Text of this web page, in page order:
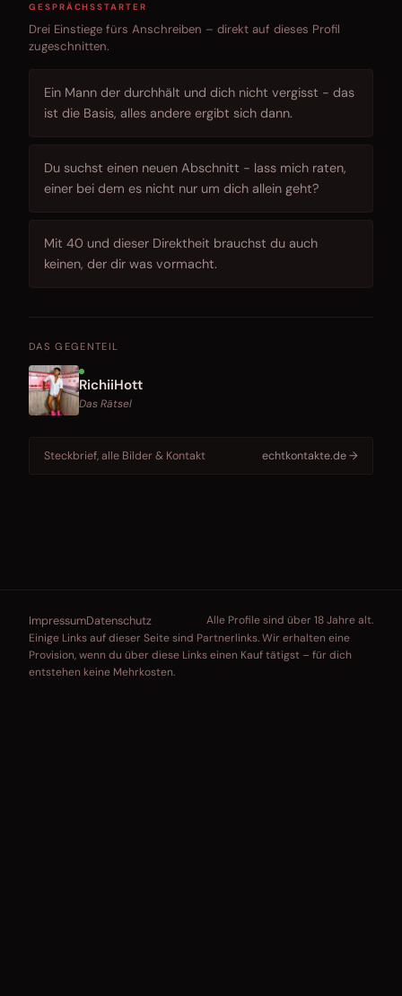
GESPRÄCHSSTARTER
Drei Einstiege fürs Anschreiben – direkt auf dieses Profil
zugeschnitten.
Ein Mann der durchhält und dich nicht vergisst - das
ist die Basis, alles andere ergibt sich dann.
Du suchst einen neuen Abschnitt - lass mich raten,
einer bei dem es nicht nur um dich allein geht?
Mit 40 und dieser Direktheit brauchst du auch
keinen, der dir was vormacht.
DAS GEGENTEIL
RichiiHott
Das Rätsel
Steckbrief, alle Bilder & Kontakt echtkontakte.de →
ImpressumDatenschutz
Alle Profile sind über 18 Jahre alt.
Einige Links auf dieser Seite sind Partnerlinks. Wir erhalten eine
Provision, wenn du über diese Links einen Kauf tätigst – für dich
entstehen keine Mehrkosten.